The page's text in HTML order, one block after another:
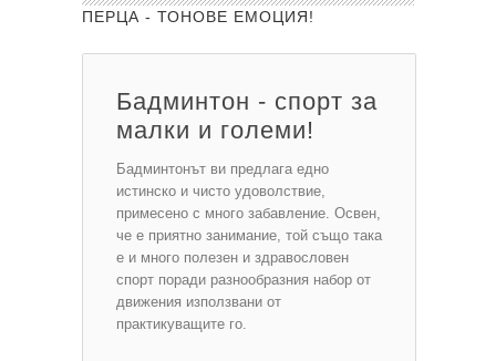
ПЕРЦА - ТОНОВЕ ЕМОЦИЯ!
Бадминтон - спорт за
малки и големи!
Бадминтонът ви предлага едно
истинско и чисто удоволствие,
примесено с много забавление. Освен,
че е приятно занимание, той също така
е и много полезен и здравословен
спорт поради разнообразния набор от
движения използвани от
практикуващите го.